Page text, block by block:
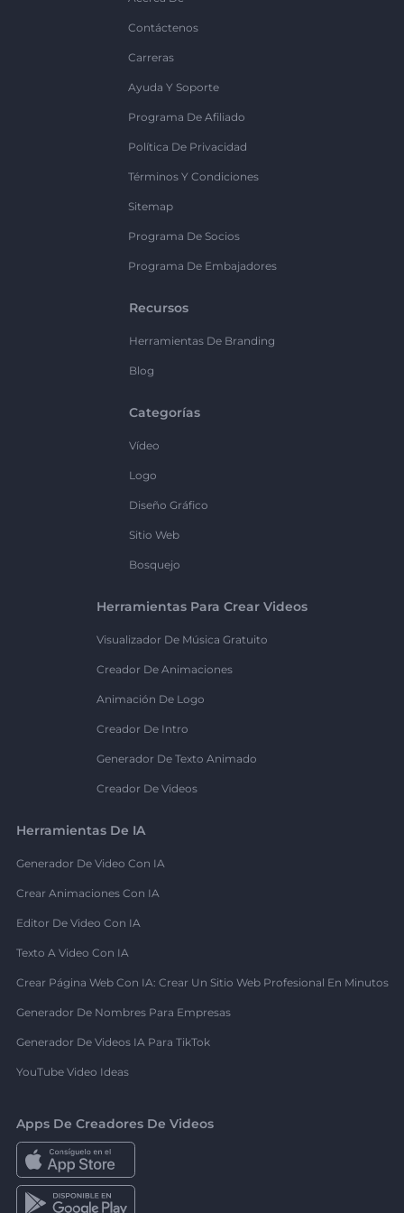
Contáctenos
Carreras
Ayuda Y Soporte
Programa De Afiliado
Política De Privacidad
Términos Y Condiciones
Sitemap
Programa De Socios
Programa De Embajadores
Recursos
Herramientas De Branding
Blog
Categorías
Vídeo
Logo
Diseño Gráfico
Sitio Web
Bosquejo
Herramientas Para Crear Videos
Visualizador De Música Gratuito
Creador De Animaciones
Animación De Logo
Creador De Intro
Generador De Texto Animado
Creador De Videos
Herramientas De IA
Generador De Video Con IA
Crear Animaciones Con IA
Editor De Video Con IA
Texto A Video Con IA
Crear Página Web Con IA: Crear Un Sitio Web Profesional En Minutos
Generador De Nombres Para Empresas
Generador De Videos IA Para TikTok
YouTube Video Ideas
Apps De Creadores De Videos